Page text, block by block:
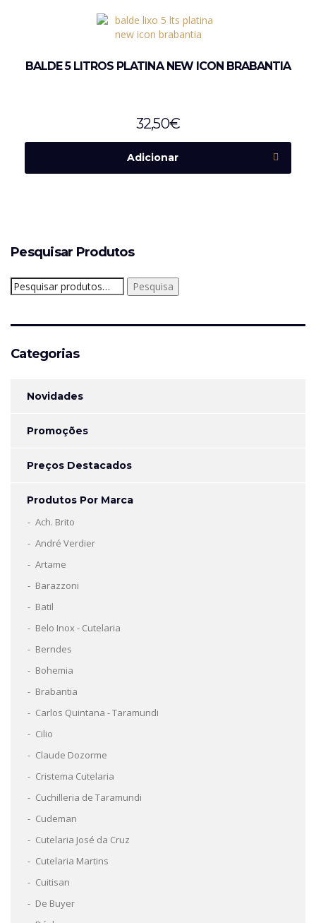
BALDE 5 LITROS PLATINA NEW ICON BRABANTIA
32,50€
Adicionar
Pesquisar Produtos
Pesquisar
por:
Pesquisa
Categorias
Novidades
Promoções
Preços Destacados
Produtos Por Marca
Ach. Brito
André Verdier
Artame
Barazzoni
Batil
Belo Inox - Cutelaria
Berndes
Bohemia
Brabantia
Carlos Quintana - Taramundi
Cilio
Claude Dozorme
Cristema Cutelaria
Cuchilleria de Taramundi
Cudeman
Cutelaria José da Cruz
Cutelaria Martins
Cuitisan
De Buyer